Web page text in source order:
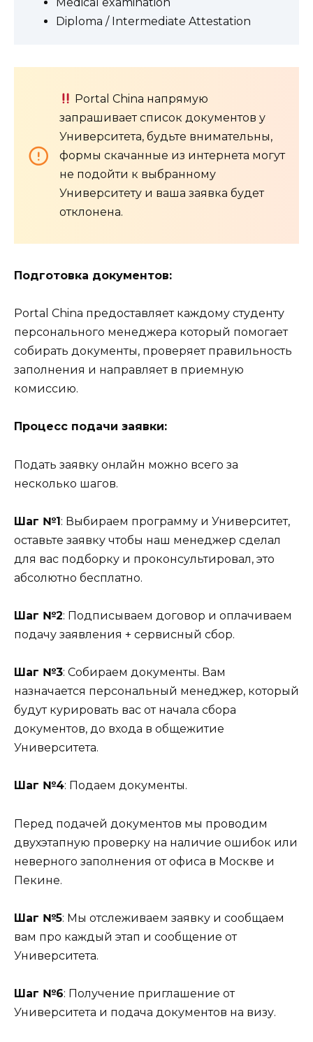
Diploma / Intermediate Attestation
Portal China напрямую
запрашивает список документов у
Университета, будьте внимательны,
формы скачанные из интернета могут
не подойти к выбранному
Университету и ваша заявка будет
отклонена.
Подготовка документов:
Portal China предоставляет каждому студенту
персонального менеджера который помогает
собирать документы, проверяет правильность
заполнения и направляет в приемную
комиссию.
Процесс подачи заявки:
Подать заявку онлайн можно всего за
несколько шагов.
Шаг №1: Выбираем программу и Университет,
оставьте заявку чтобы наш менеджер сделал
для вас подборку и проконсультировал, это
абсолютно бесплатно.
Шаг №2: Подписываем договор и оплачиваем
подачу заявления + сервисный сбор.
Шаг №3: Собираем документы. Вам
назначается персональный менеджер, который
будут курировать вас от начала сбора
документов, до входа в общежитие
Университета.
Шаг №4: Подаем документы.
Перед подачей документов мы проводим
двухэтапную проверку на наличие ошибок или
неверного заполнения от офиса в Москве и
Пекине.
Шаг №5: Мы отслеживаем заявку и сообщаем
вам про каждый этап и сообщение от
Университета.
Шаг №6: Получение приглашение от
Университета и подача документов на визу.